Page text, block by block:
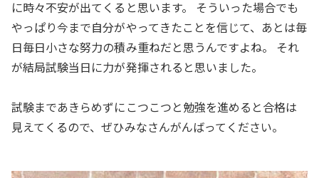
に時々不安が出てくると思います。 そういった場合でも
やっぱり今まで自分がやってきたことを信じて、あとは毎
日毎日小さな努力の積み重ねだと思うんですよね。 それ
が結局試験当日に力が発揮されると思いました。
試験まであきらめずにこつこつと勉強を進めると合格は
見えてくるので、ぜひみなさんがんばってください。